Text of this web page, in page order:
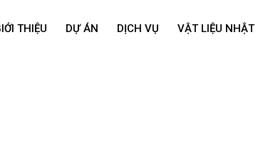
THIỆU DỰ ÁN DỊCH VỤ VẬT LIỆU NHẬT